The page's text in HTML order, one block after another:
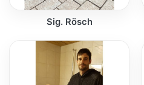
Sig. Rösch